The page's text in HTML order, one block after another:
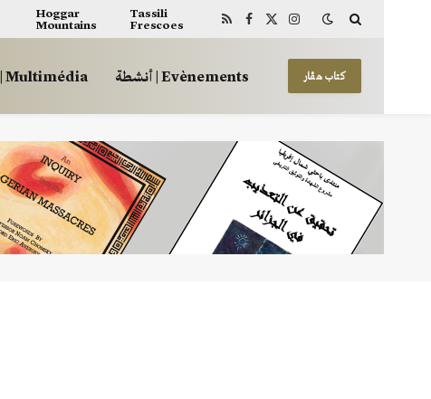
Hoggar
Mountains
Tassili
Frescoes
RSS Facebook
X
Instagram
وسائط | Multimédia أنشطة | Evènements كتاب هڤار